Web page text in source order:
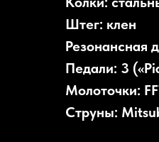
Штег: клен
Резонансная
Педали: 3
Молоточки:
Струны: